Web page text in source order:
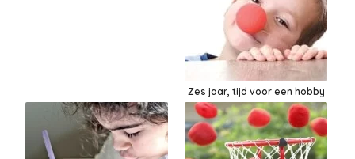
Zes jaar, tijd voor een hobby